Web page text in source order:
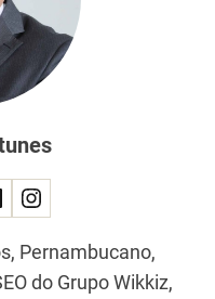
Pernambucano,
do Grupo Wikkiz,